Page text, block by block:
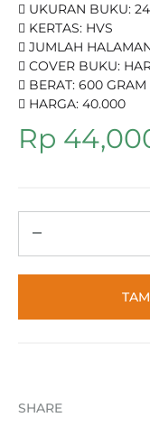
 UKURAN BUKU:
 KERTAS: HVS
 JUMLAH
 COVER BUKU:
 BERAT: 600 GRAM
 HARGA: 40.000
Rp
SHARE